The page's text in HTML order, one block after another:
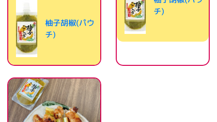
柚子胡椒(パウ
チ)
チ)